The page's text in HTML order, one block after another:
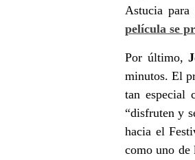
Astucia
película se
Por último,
minutos. El
tan especial
“disfruten y
hacia el
como uno de